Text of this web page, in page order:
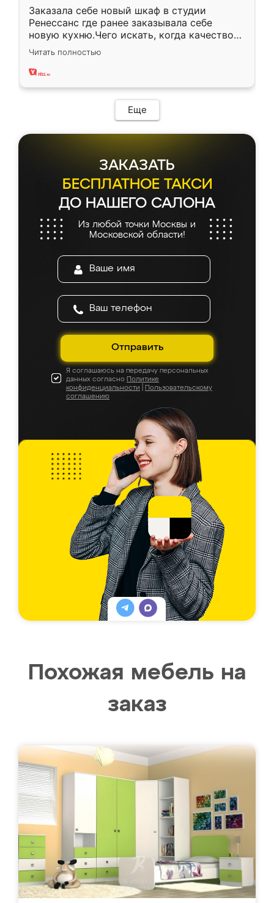
Заказала себе новый шкаф в студии
Ренессанс где ранее заказывала себе
новую кухню.Чего искать, когда качеством
вполне довольна. Служит кухня уже почти
два года, нареканий нет.
Читать полностью
Еще
ЗАКАЗАТЬ
БЕСПЛАТНОЕ ТАКСИ
ДО НАШЕГО САЛОНА
Из любой точки Москвы и
Московской области!
Отправить
Я соглашаюсь на передачу персональных
данных согласно Политике
конфиденциальности
Пользовательскому
соглашению
Похожая мебель на
заказ